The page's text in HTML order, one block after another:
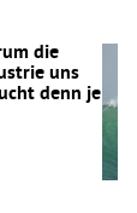
die
uns
denn je